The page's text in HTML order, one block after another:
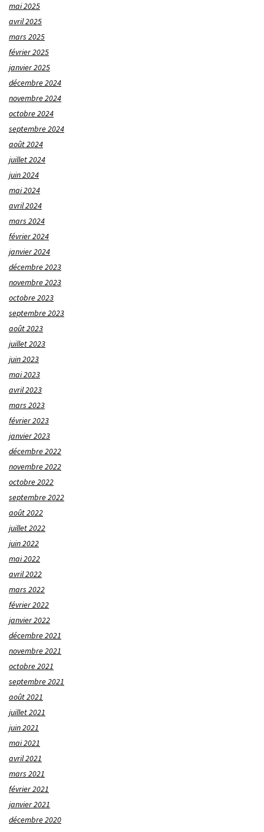
mai 2025
avril 2025
mars 2025
février 2025
janvier 2025
décembre 2024
novembre 2024
octobre 2024
septembre 2024
août 2024
juillet 2024
juin 2024
mai 2024
avril 2024
mars 2024
février 2024
janvier 2024
décembre 2023
novembre 2023
octobre 2023
septembre 2023
août 2023
juillet 2023
juin 2023
mai 2023
avril 2023
mars 2023
février 2023
janvier 2023
décembre 2022
novembre 2022
octobre 2022
septembre 2022
août 2022
juillet 2022
juin 2022
mai 2022
avril 2022
mars 2022
février 2022
janvier 2022
décembre 2021
novembre 2021
octobre 2021
septembre 2021
août 2021
juillet 2021
juin 2021
mai 2021
avril 2021
mars 2021
février 2021
janvier 2021
décembre 2020